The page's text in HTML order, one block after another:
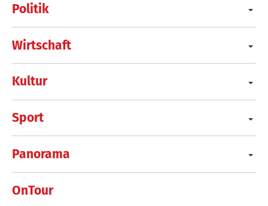
Politik
Wirtschaft
Kultur
Sport
Panorama
OnTour